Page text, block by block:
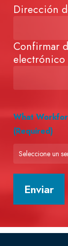
Dirección
Confirmar
electrónico
What
(Required)
Seleccione un
Enviar